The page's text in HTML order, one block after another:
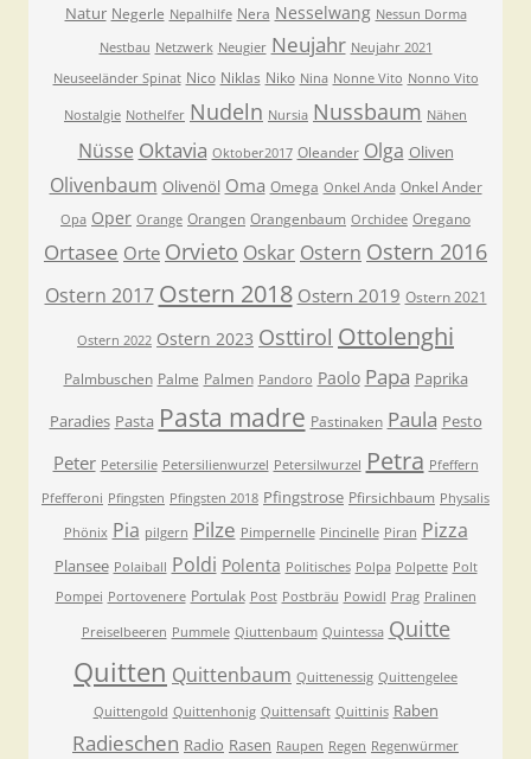
Natur Negerle Nepalhilfe Nera Nesselwang Nessun Dorma
Nestbau Netzwerk Neugier Neujahr Neujahr 2021
Neuseeländer Spinat Nico Niklas Niko Nina Nonne Vito Nonno Vito
Nostalgie Nothelfer Nudeln Nursia Nussbaum Nähen
Nüsse Oktavia Oktober2017 Oleander Olga Oliven
Olivenbaum Olivenöl Oma Omega Onkel Anda Onkel Ander
Opa Oper Orange Orangen Orangenbaum Orchidee Oregano
Ortasee Orte Orvieto Oskar Ostern Ostern 2016
Ostern 2017 Ostern 2018 Ostern 2019 Ostern 2021
Ostern 2022 Ostern 2023 Osttirol Ottolenghi
Palmbuschen Palme Palmen Pandoro Paolo Papa Paprika
Paradies Pasta Pasta madre Pastinaken Paula Pesto
Peter Petersilie Petersilienwurzel Petersilwurzel Petra Pfeffern
Pfefferoni Pfingsten Pfingsten 2018 Pfingstrose Pfirsichbaum Physalis
Phönix Pia pilgern Pilze Pimpernelle Pincinelle Piran Pizza
Plansee Polaiball Poldi Polenta Politisches Polpa Polpette Polt
Pompei Portovenere Portulak Post Postbräu Powidl Prag Pralinen
Preiselbeeren Pummele Qiuttenbaum Quintessa Quitte
Quitten Quittenbaum Quittenessig Quittengelee
Quittengold Quittenhonig Quittensaft Quittinis Raben
Radieschen Radio Rasen Raupen Regen Regenwürmer